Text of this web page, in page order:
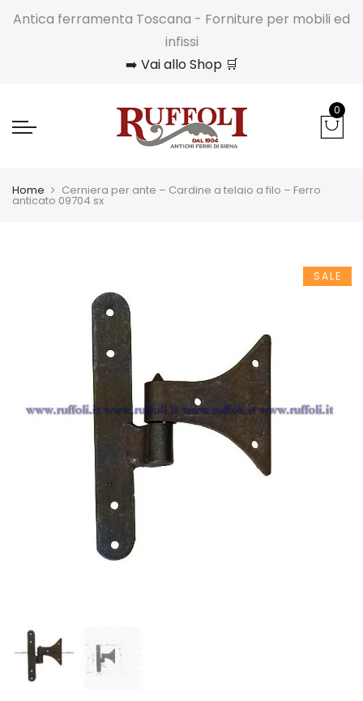
Antica ferramenta Toscana - Forniture per mobili ed
infissi
➡️ Vai allo Shop 🛒
0
Home Cerniera per ante – Cardine a telaio a filo – Ferro
anticato 09704 sx
SALE